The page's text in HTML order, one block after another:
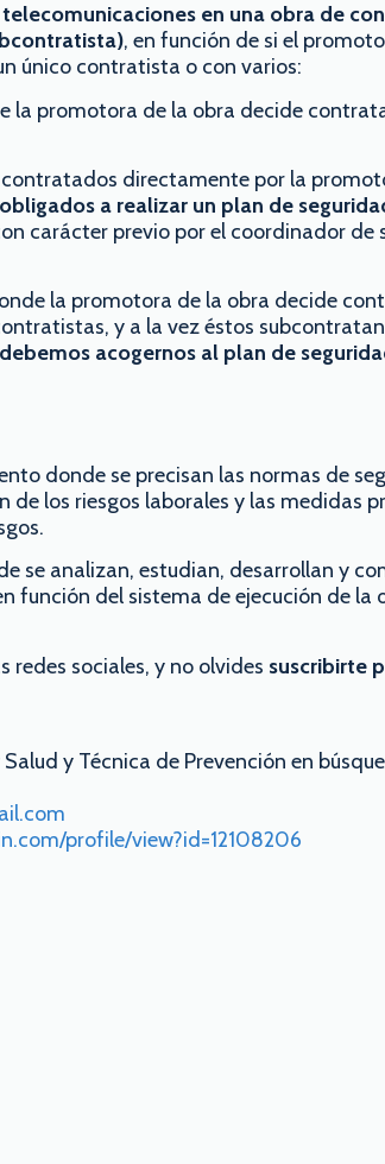
en una obra de
, en función de si el
único contratista o con varios:
la promotora de la obra decide
directamente por la
a realizar un plan de
carácter previo por el coordinador de
la promotora de la obra decide
y a la vez éstos
acogernos al plan de
donde se precisan las normas de
los riesgos laborales y las medidas
se analizan, estudian, desarrollan y
función del sistema de ejecución de la
sociales, y no olvides suscribirte
y Técnica de Prevención en
profile/view?id=12108206